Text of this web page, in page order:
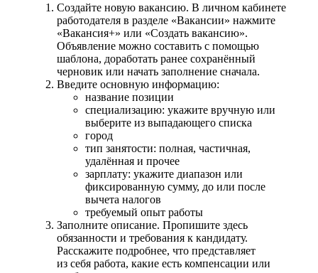
Создайте новую вакансию. В личном кабинете
работодателя в разделе «Вакансии» нажмите
«Вакансия+» или «Создать вакансию».
Объявление можно составить с помощью
шаблона, доработать ранее сохранённый
черновик или начать заполнение сначала.
Введите основную информацию:
название позиции
специализацию: укажите вручную или
выберите из выпадающего списка
город
тип занятости: полная, частичная,
удалённая и прочее
зарплату: укажите диапазон или
фиксированную сумму, до или после
вычета налогов
требуемый опыт работы
Заполните описание. Пропишите здесь
обязанности и требования к кандидату.
Расскажите подробнее, что представляет
из себя работа, какие есть компенсации или